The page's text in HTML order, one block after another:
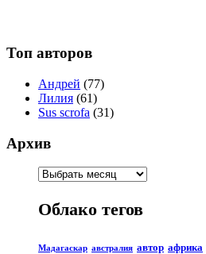
Топ авторов
Андрей (77)
Лилия (61)
Sus scrofa (31)
Архив
Облако тегов
Мадагаскар австралия автор африка